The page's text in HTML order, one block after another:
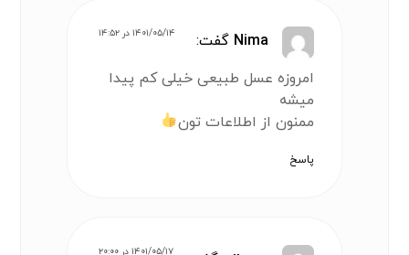
Nima گفت: ۱۴۰۱/۰۵/۱۴ در ۱۴:۵۲
امروزه عسل طبیعی خیلی کم پیدا
میشه
ممنون از اطلاعات تون
پاسخ
۱۴۰۱/۰۵/۱۷ در ۲۰:۰۰